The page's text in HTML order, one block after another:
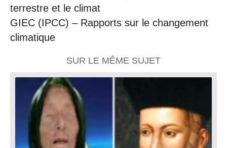
terrestre et le climat
GIEC (IPCC) – Rapports sur le changement
climatique
SUR LE MÊME SUJET